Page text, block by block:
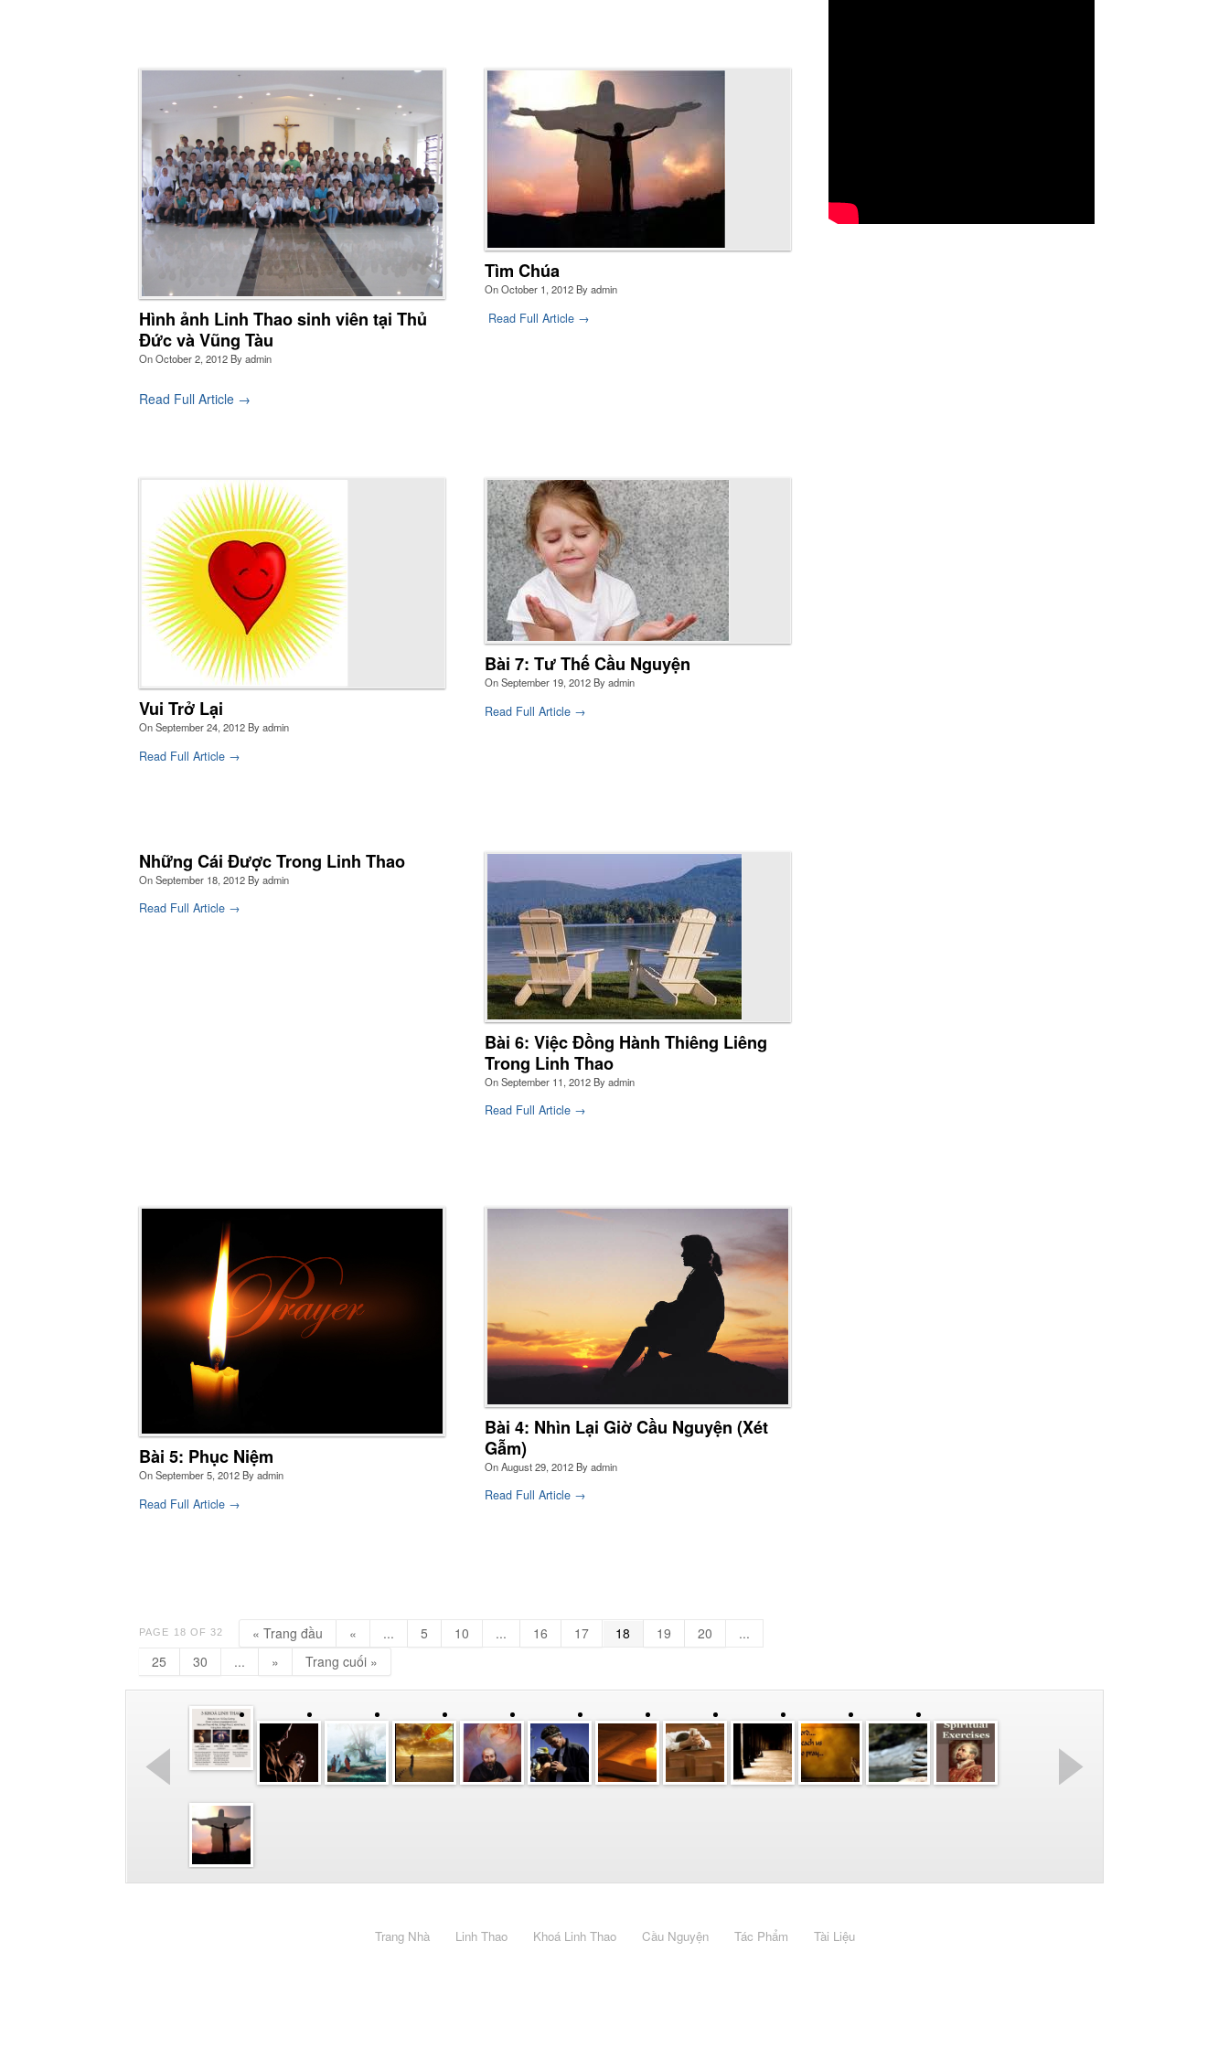
Linh Thao trong
Cuộc Sống
Bạn có muốn gặp gỡ Thiên Chúa, lắng nghe Ngài kêu mời và
điều chỉnh lại cuộc sống theo lời mời gọi của Ngài không?
Hãy đến và đồng hành với chúng tôi More
Linh Thao Sinh
Viên
Nói chuyện
Thiêng Liêng
Thực sự, theo ý nghĩa sâu xa của ‘nói chuyện’, khi tiếp xúc thân
mật với ai và đi vào mầu nhiệm của họ, chúng ta sẽ được biến
đổi không nhiều thì ít.
Hình ảnh Linh Thao sinh viên tại Thủ
Đức và Vũng Tàu
OnOctober 2, 2012 Byadmin
Read Full Article →
Tìm Chúa
OnOctober 1, 2012 Byadmin
Read Full Article →
Vui Trở Lại
OnSeptember 24, 2012 Byadmin
Read Full Article →
Bài 7: Tư Thế Cầu Nguyện
OnSeptember 19, 2012 Byadmin
Read Full Article →
Những Cái Được Trong Linh Thao
OnSeptember 18, 2012 Byadmin
Read Full Article →
Bài 6: Việc Đồng Hành Thiêng Liêng
Trong Linh Thao
OnSeptember 11, 2012 Byadmin
Read Full Article →
Bài 5: Phục Niệm
OnSeptember 5, 2012 Byadmin
Read Full Article →
Bài 4: Nhìn Lại Giờ Cầu Nguyện (Xét
Gẫm)
OnAugust 29, 2012 Byadmin
Read Full Article →
PAGE 18 OF 32 « Trang đầu « ... 5 10 ... 16 17 18 19 20
...
25
30 ... » Trang cuối »
Trang Nhà Linh Thao Khoá Linh Thao Cầu Nguyện Tác Phẩm Tài Liệu